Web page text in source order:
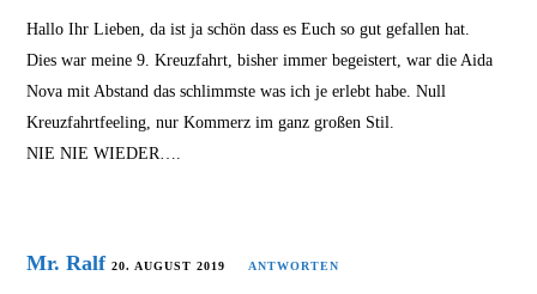
Hallo Ihr Lieben, da ist ja schön dass es Euch so gut gefallen hat.
Dies war meine 9. Kreuzfahrt, bisher immer begeistert, war die Aida
Nova mit Abstand das schlimmste was ich je erlebt habe. Null
Kreuzfahrtfeeling, nur Kommerz im ganz großen Stil.
NIE NIE WIEDER….
Mr. Ralf 20. AUGUST 2019 ANTWORTEN